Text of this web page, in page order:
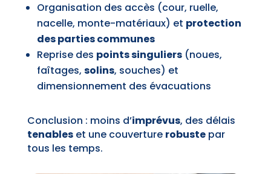
Organisation des accès (cour, ruelle,
nacelle, monte-matériaux) et protection
des parties communes
Reprise des points singuliers(noues,
faîtages, solins, souches) et
dimensionnement des évacuations
Conclusion : moins d’imprévus, des délais
tenableset une couverture robustepar
tous les temps.